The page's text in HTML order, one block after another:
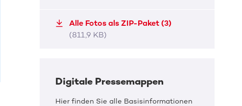
Alle Fotos als ZIP-Paket (3)
(811,9 KB)
Digitale Pressemappen
Hier finden Sie alle Basisinformationen